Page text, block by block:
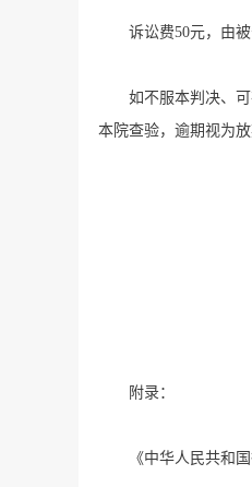
诉讼费50元，由
如不服本判决、
本院查验，逾期视为放
附录：
《中华人民共和